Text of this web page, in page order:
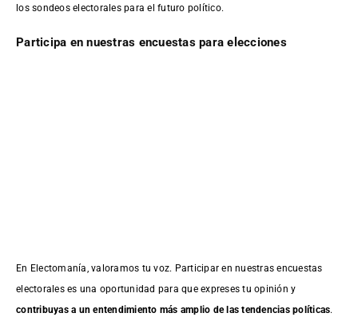
los sondeos electorales para el futuro político.
Participa en nuestras encuestas para elecciones
En Electomanía, valoramos tu voz. Participar en nuestras encuestas
electorales es una oportunidad para que expreses tu opinión y
contribuyas a un entendimiento más amplio de las tendencias políticas.